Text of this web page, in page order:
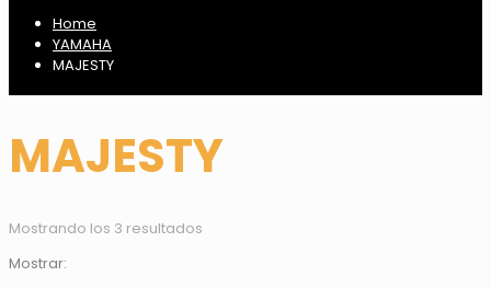
Home
YAMAHA
MAJESTY
MAJESTY
Mostrando los 3 resultados
Mostrar: